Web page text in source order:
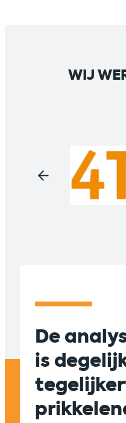
WIJ
De
is